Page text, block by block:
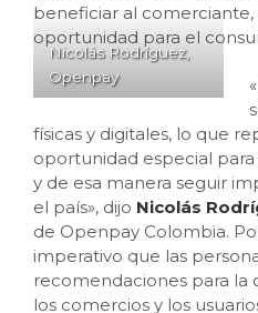
beneficiar al
oportunidad para el
Nicolás Rodríguez,
Openpay
físicas y digitales, lo que
oportunidad especial
y de esa manera seguir
el país», dijo Nicolás
de Openpay Colombia.
imperativo que las
recomendaciones para la
los comercios y los